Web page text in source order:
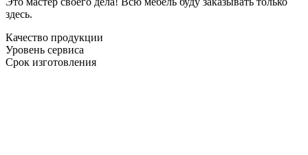
здесь.
Качество продукции
Уровень сервиса
Срок изготовления